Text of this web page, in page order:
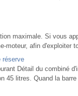
maximale. Si vous
moteur, afin d'exploiter
réserve
Détail du combiné
45 litres. Quand la